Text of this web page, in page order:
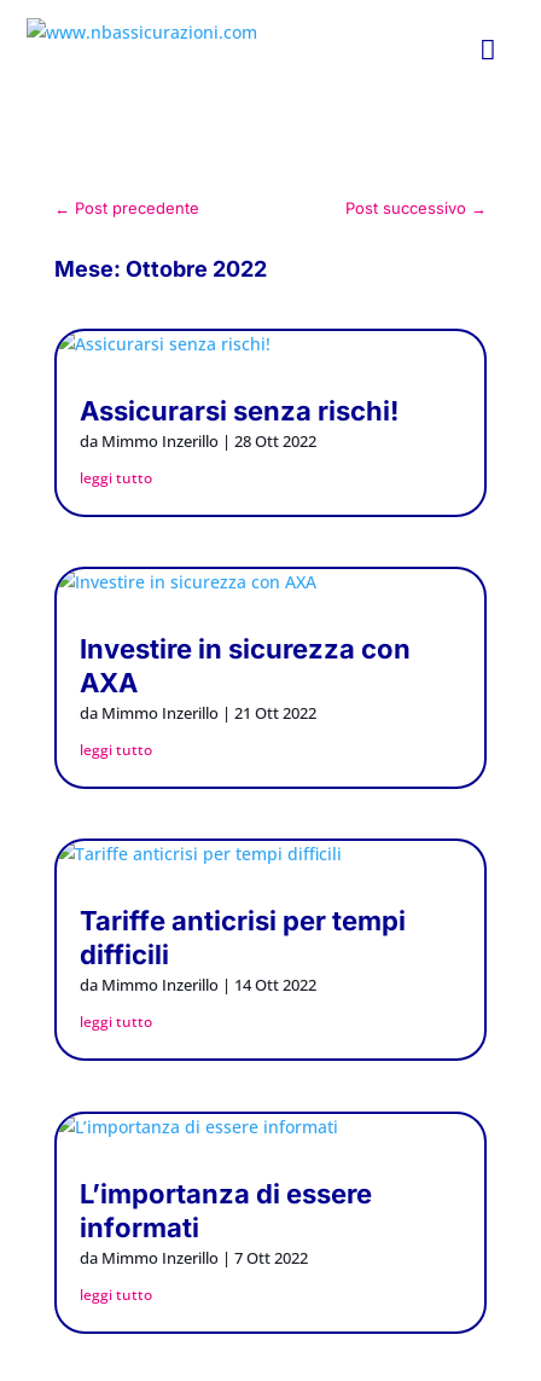

← Post precedente Post successivo →
Mese: Ottobre 2022
Assicurarsi senza rischi!
da Mimmo Inzerillo| 28 Ott 2022
leggi tutto
Investire in sicurezza con
AXA
da Mimmo Inzerillo| 21 Ott 2022
leggi tutto
Tariffe anticrisi per tempi
difficili
da Mimmo Inzerillo| 14 Ott 2022
leggi tutto
L’importanza di essere
informati
da Mimmo Inzerillo| 7 Ott 2022
leggi tutto